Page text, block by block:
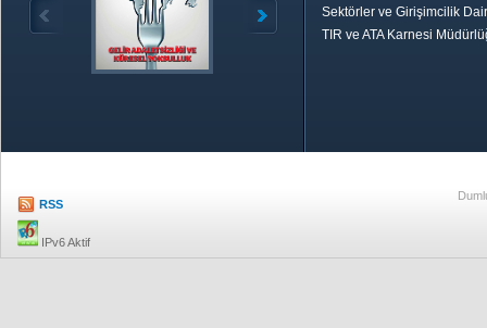
Sektörler ve Girişimcilik
TIR ve ATA Karnesi
RSS
IPv6 Aktif